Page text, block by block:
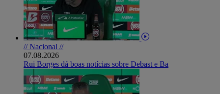
// Nacional //
07.08.2026
Rui Borges dá boas notícias sobre Debast e Ba